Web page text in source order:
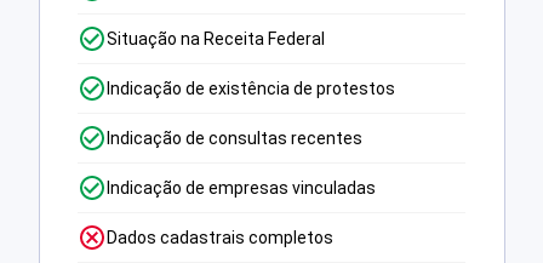
Situação na Receita Federal
Indicação de existência de protestos
Indicação de consultas recentes
Indicação de empresas vinculadas
Dados cadastrais completos